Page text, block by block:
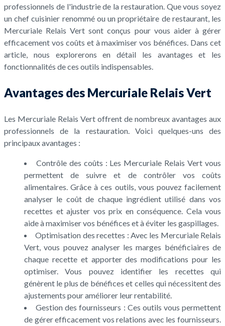
professionnels de l'industrie de la restauration. Que vous soyez
un chef cuisinier renommé ou un propriétaire de restaurant, les
Mercuriale Relais Vert sont conçus pour vous aider à gérer
efficacement vos coûts et à maximiser vos bénéfices. Dans cet
article, nous explorerons en détail les avantages et les
fonctionnalités de ces outils indispensables.
Avantages des Mercuriale Relais Vert
Les Mercuriale Relais Vert offrent de nombreux avantages aux
professionnels de la restauration. Voici quelques-uns des
principaux avantages :
Contrôle des coûts : Les Mercuriale Relais Vert vous
permettent de suivre et de contrôler vos coûts
alimentaires. Grâce à ces outils, vous pouvez facilement
analyser le coût de chaque ingrédient utilisé dans vos
recettes et ajuster vos prix en conséquence. Cela vous
aide à maximiser vos bénéfices et à éviter les gaspillages.
Optimisation des recettes : Avec les Mercuriale Relais
Vert, vous pouvez analyser les marges bénéficiaires de
chaque recette et apporter des modifications pour les
optimiser. Vous pouvez identifier les recettes qui
génèrent le plus de bénéfices et celles qui nécessitent des
ajustements pour améliorer leur rentabilité.
Gestion des fournisseurs : Ces outils vous permettent
de gérer efficacement vos relations avec les fournisseurs.